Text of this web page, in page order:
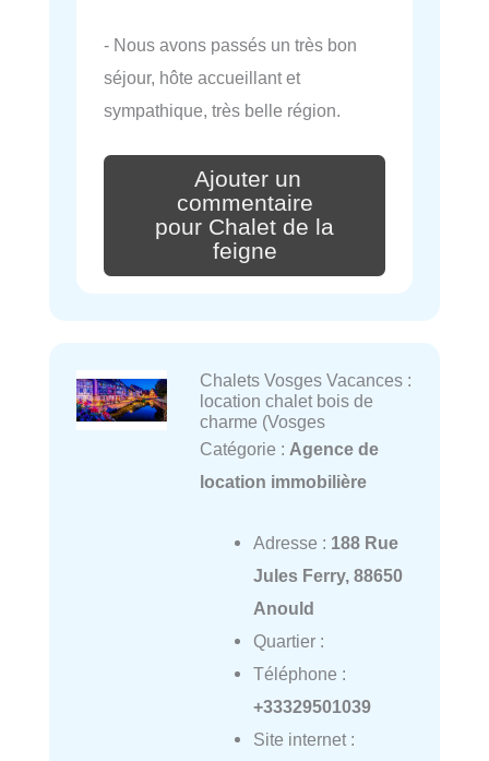
- Nous avons passés un très bon
séjour, hôte accueillant et
sympathique, très belle région.
Ajouter un
commentaire
pour Chalet de la
feigne
Chalets Vosges Vacances :
location chalet bois de
charme (Vosges
Catégorie : Agence de
location immobilière
Adresse : 188 Rue
Jules Ferry, 88650
Anould
Quartier :
Téléphone :
+33329501039
Site internet :